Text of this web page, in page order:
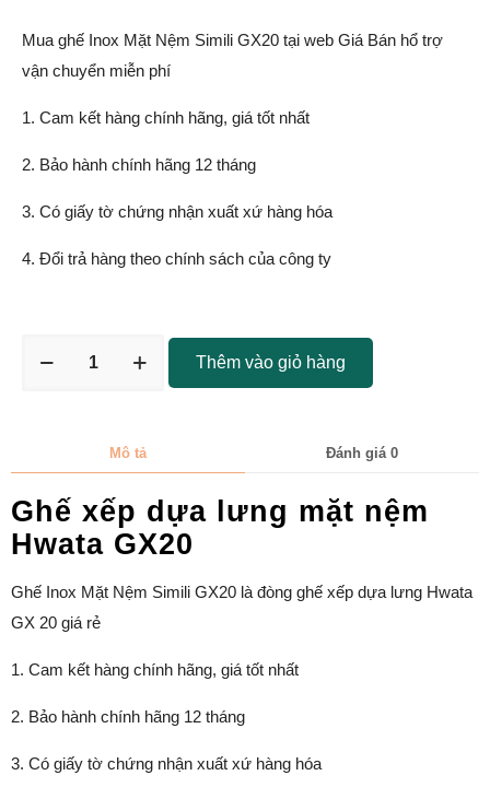
Mua ghế Inox Mặt Nệm Simili GX20 tại web Giá Bán hổ trợ
vận chuyển miễn phí
1. Cam kết hàng chính hãng, giá tốt nhất
2. Bảo hành chính hãng 12 tháng
3. Có giấy tờ chứng nhận xuất xứ hàng hóa
4. Đổi trả hàng theo chính sách của công ty
Thêm vào giỏ hàng
Mô tả Đánh giá 0
Ghế xếp dựa lưng mặt nệm
Hwata GX20
Ghế Inox Mặt Nệm Simili GX20 là đòng ghế xếp dựa lưng Hwata
GX 20 giá rẻ
1. Cam kết hàng chính hãng, giá tốt nhất
2. Bảo hành chính hãng 12 tháng
3. Có giấy tờ chứng nhận xuất xứ hàng hóa